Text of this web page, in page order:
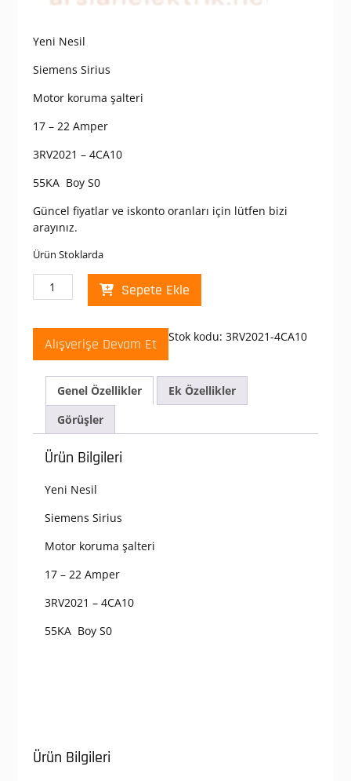
Yeni Nesil
Siemens Sirius
Motor koruma şalteri
17 – 22 Amper
3RV2021 – 4CA10
55KA Boy S0
Güncel fiyatlar ve iskonto oranları için lütfen bizi
arayınız.
Ürün Stoklarda
Siemens
3RV2021-
Sirius
Motor
Koruma
Şalteri
Amper
55kA
adet
Sepete Ekle
Alışverişe Devam Et Stok kodu: 3RV2021-4CA10
Genel Özellikler
Ek Özellikler
Görüşler
Ürün Bilgileri
Yeni Nesil
Siemens Sirius
Motor koruma şalteri
17 – 22 Amper
3RV2021 – 4CA10
55KA Boy S0
Ürün Bilgileri